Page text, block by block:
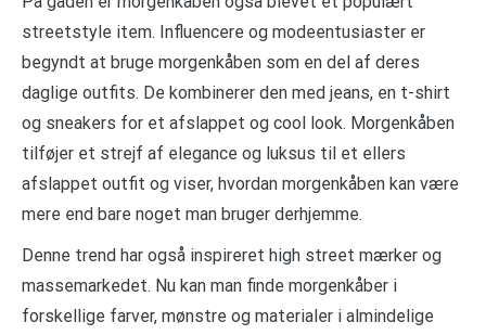
streetstyle item. Influencere og modeentusiaster er
begyndt at bruge morgenkåben som en del af deres
daglige outfits. De kombinerer den med jeans, en t-shirt
og sneakers for et afslappet og cool look. Morgenkåben
tilføjer et strejf af elegance og luksus til et ellers
afslappet outfit og viser, hvordan morgenkåben kan være
mere end bare noget man bruger derhjemme.
Denne trend har også inspireret high street mærker og
massemarkedet. Nu kan man finde morgenkåber i
forskellige farver, mønstre og materialer i almindelige